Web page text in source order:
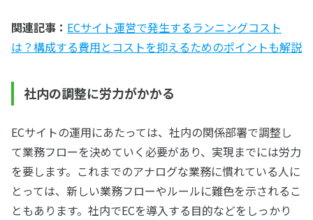
関連記事： ECサイト運営で発生するランニングコスト
は？構成する費用とコストを抑えるためのポイントも解説
社内の調整に労力がかかる
ECサイトの運用にあたっては、社内の関係部署で調整し
て業務フローを決めていく必要があり、実現までには労力
を要します。これまでのアナログな業務に慣れている人に
とっては、新しい業務フローやルールに難色を示されるこ
ともあります。社内でECを導入する目的などをしっかり